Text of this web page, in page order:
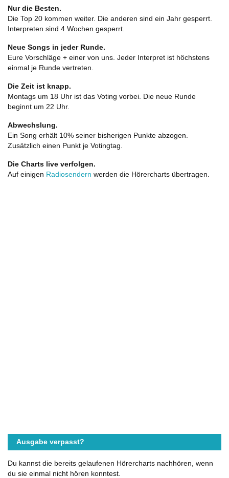
Nur die Besten.
Die Top 20 kommen weiter. Die anderen sind ein Jahr gesperrt.
Interpreten sind 4 Wochen gesperrt.
Neue Songs in jeder Runde.
Eure Vorschläge + einer von uns. Jeder Interpret ist höchstens
einmal je Runde vertreten.
Die Zeit ist knapp.
Montags um 18 Uhr ist das Voting vorbei. Die neue Runde
beginnt um 22 Uhr.
Abwechslung.
Ein Song erhält 10% seiner bisherigen Punkte abzogen.
Zusätzlich einen Punkt je Votingtag.
Die Charts live verfolgen.
Auf einigen Radiosendern werden die Hörercharts übertragen.
Ausgabe verpasst?
Du kannst die bereits gelaufenen Hörercharts nachhören, wenn
du sie einmal nicht hören konntest.